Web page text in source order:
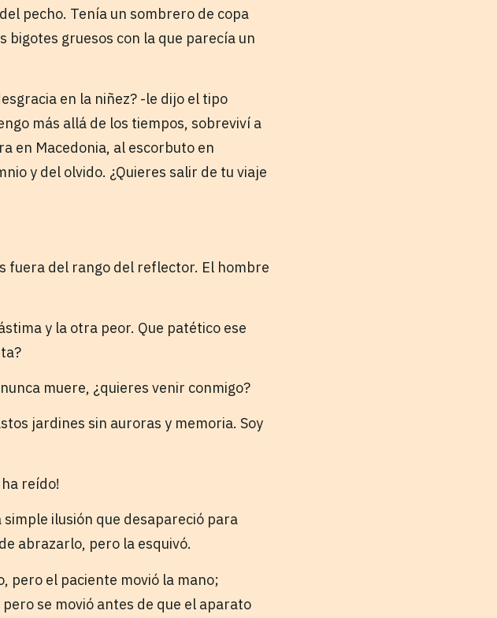
pecho. Tenía un sombrero de copa
bigotes gruesos con la que parecía un
en la niñez? -le dijo el tipo
más allá de los tiempos, sobreviví a
en Macedonia, al escorbuto en
y del olvido. ¿Quieres salir de tu viaje
fuera del rango del reflector. El hombre
y la otra peor. Que patético ese
muere, ¿quieres venir conmigo?
jardines sin auroras y memoria. Soy
reído!
ilusión que desapareció para
abrazarlo, pero la esquivó.
pero el paciente movió la mano;
se movió antes de que el aparato